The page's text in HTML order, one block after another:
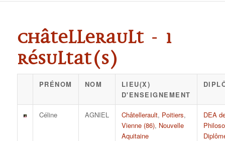
Châtellerault - 1
résultat(s)
PRÉNOM NOM
LIEU(X)
D'ENSEIGNEMENT
Céline AGNIEL Châtellerault, Poitiers,
Vienne (86), Nouvelle
Aquitaine
DEA